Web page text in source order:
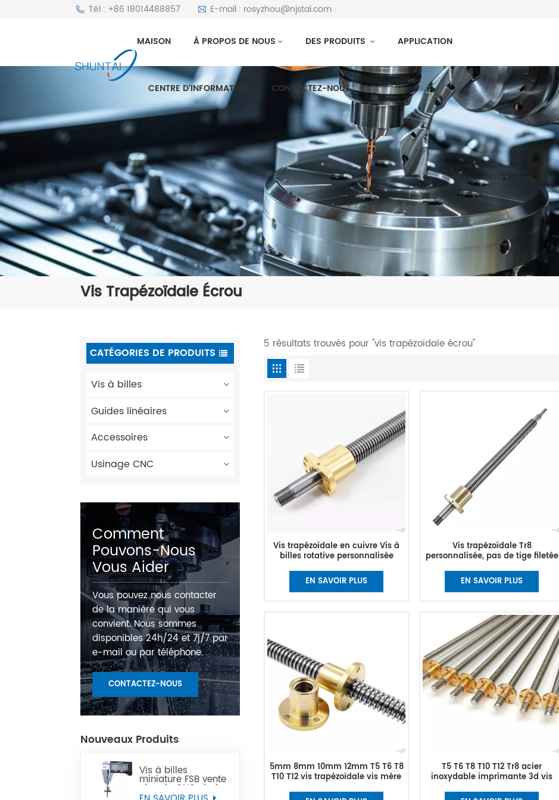
Tél : +86 18014488857 E-mail : rosyzhou@njstai.com
MAISON À PROPOS DE NOUS DES PRODUITS APPLICATION
CENTRE D'INFORMATION CONTACTEZ-NOUS
Vis Trapézoïdale Écrou
CATÉGORIES DE PRODUITS
Vis à billes
Guides linéaires
Accessoires
Usinage CNC
Comment
Pouvons-Nous
Vous Aider
Vous pouvez nous contacter
de la manière qui vous
convient. Nous sommes
disponibles 24h/24 et 7j/7 par
e-mail ou par téléphone.
CONTACTEZ-NOUS
Nouveaux Produits
Vis à billes
miniature FSB vente
chaude CNC vis à
5 résultats trouvés pour "vis trapézoïdale écrou"
Vis trapézoïdale en cuivre Vis à
billes rotative personnalisée
EN SAVOIR PLUS
Vis trapézoïdale Tr8
personnalisée, pas de tige filetée
et écrou
EN SAVOIR PLUS
5mm 8mm 10mm 12mm T5 T6 T8
T10 T12 vis trapézoïdale vis mère
T5 T6 T8 T10 T12 Tr8 acier
inoxydable imprimante 3d vis